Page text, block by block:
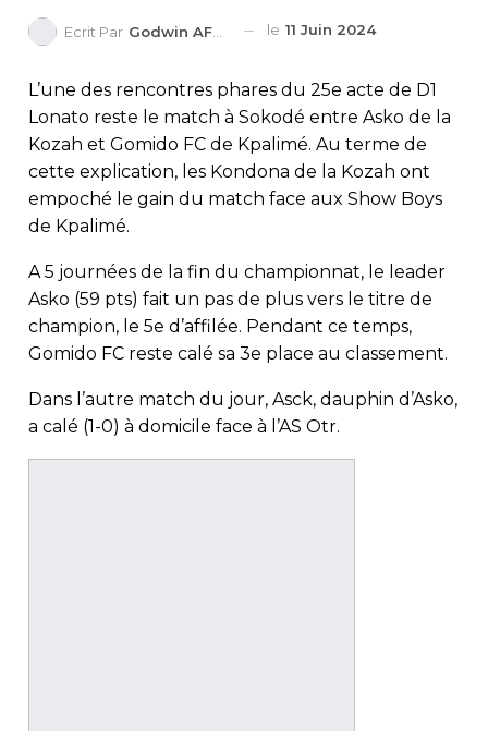
Ecrit Par Godwin AFEDO le 11 Juin 2024
L’une des rencontres phares du 25e acte de D1
Lonato reste le match à Sokodé entre Asko de la
Kozah et Gomido FC de Kpalimé. Au terme de
cette explication, les Kondona de la Kozah ont
empoché le gain du match face aux Show Boys
de Kpalimé.
A 5 journées de la fin du championnat, le leader
Asko (59 pts) fait un pas de plus vers le titre de
champion, le 5e d’affilée. Pendant ce temps,
Gomido FC reste calé sa 3e place au classement.
Dans l’autre match du jour, Asck, dauphin d’Asko,
a calé (1-0) à domicile face à l’AS Otr.